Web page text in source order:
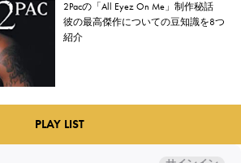
2Pacの「All Eyez On Me」制作秘話
彼の最高傑作についての豆知識を8つ
紹介
PLAY LIST